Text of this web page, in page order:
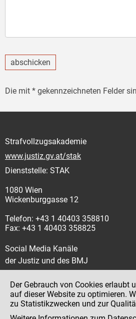
abschicken
Die mit * gekennzeichneten Felder
Strafvollzugsakademie
www.justiz.gv.at/stak
Dienststelle: STAK
1080 Wien
Wickenburggasse 12
Telefon: +43 1 40403 358810
Fax: +43 1 40403 358825
Social Media Kanäle
der Justiz und des BMJ
Impressum
Der Gebrauch von Cookies erlaubt
auf dieser Website zu optimieren.
zu Statistikzwecken und zur